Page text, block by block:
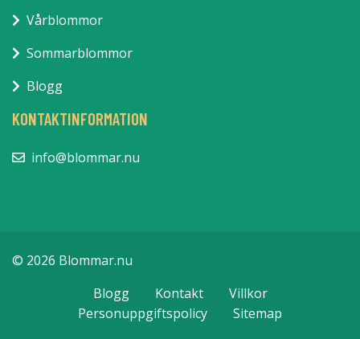
Vårblommor
Sommarblommor
Blogg
KONTAKTINFORMATION
info@blommar.nu
© 2026 Blommar.nu
Blogg
Kontakt
Villkor
Personuppgiftspolicy
Sitemap